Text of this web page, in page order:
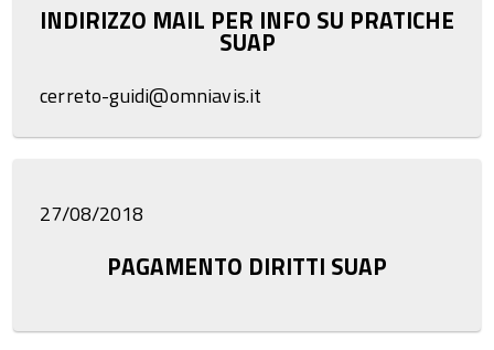
INDIRIZZO MAIL PER INFO SU PRATICHE
SUAP
cerreto-guidi@omniavis.it
27/08/2018
PAGAMENTO DIRITTI SUAP